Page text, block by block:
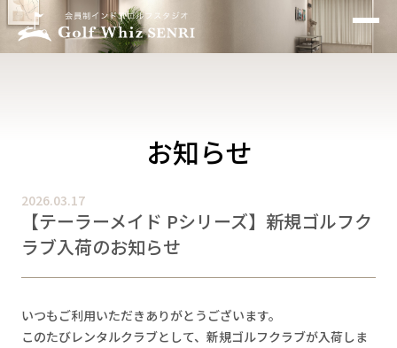
お知らせ
料金プラン
アクセス
お問い合わせ
お知らせ
2026.03.17
【テーラーメイド Pシリーズ】新規ゴルフク
ラブ入荷のお知らせ
いつもご利用いただきありがとうございます。
このたびレンタルクラブとして、新規ゴルフクラブが入荷しま